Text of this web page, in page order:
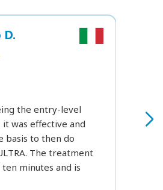
the entry-level
was effective and
basis to then do
The treatment
minutes and is